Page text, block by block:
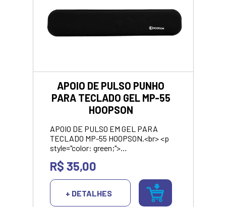
APOIO DE PULSO PUNHO
PARA TECLADO GEL MP-55
HOOPSON
APOIO DE PULSO EM GEL PARA
TECLADO MP-55 HOOPSON.<br> <p
style="color: green;">
SOMENTE NO
R$ 35,00
+ DETALHES